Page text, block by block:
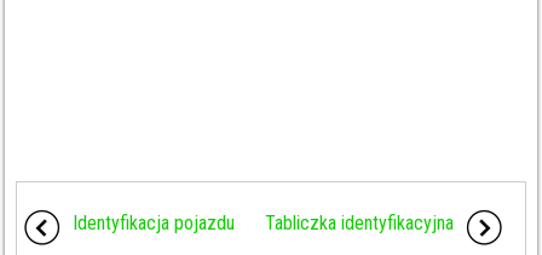
Identyfikacja pojazdu Tabliczka identyfikacyjna